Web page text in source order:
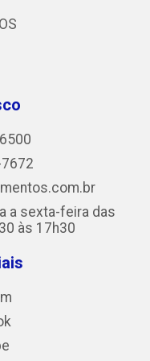
a sexta-feira das
às 17h30